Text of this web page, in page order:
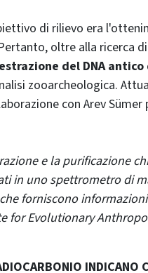
di rilievo era
oltre alla ricerca
del DNA
zooarcheologica.
con Arev
e la purificazione
in uno spettrometro di
forniscono
for Evolutionary
INDICANO